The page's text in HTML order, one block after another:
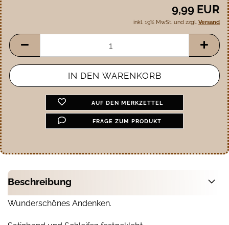
9,99 EUR
inkl. 19% MwSt. und zzgl. Versand
AUF DEN MERKZETTEL
FRAGE ZUM PRODUKT
Beschreibung
Wunderschönes Andenken.